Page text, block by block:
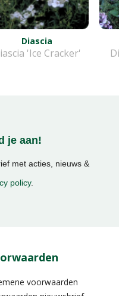
Diascia
'Ice Cracker'
je aan!
met acties, nieuws &
policy.
voorwaarden